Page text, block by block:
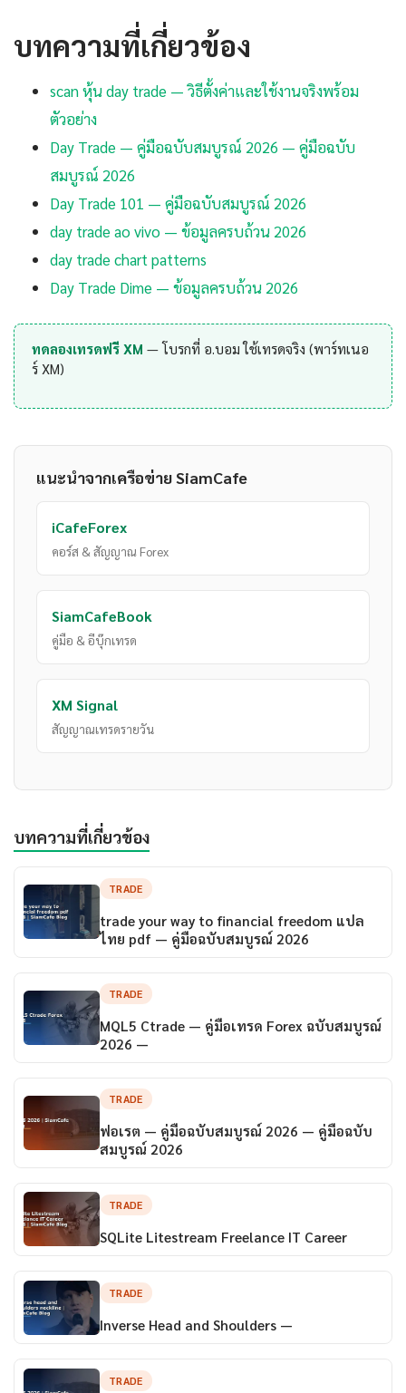
บทความที่เกี่ยวข้อง
scan หุ้น day trade — วิธีตั้งค่าและใช้งานจริงพร้อม
ตัวอย่าง
Day Trade — คู่มือฉบับสมบูรณ์ 2026 — คู่มือฉบับ
สมบูรณ์ 2026
Day Trade 101 — คู่มือฉบับสมบูรณ์ 2026
day trade ao vivo — ข้อมูลครบถ้วน 2026
day trade chart patterns
Day Trade Dime — ข้อมูลครบถ้วน 2026
ทดลองเทรดฟรี XM— โบรกที่ อ.บอม ใช้เทรดจริง (พาร์ทเนอ
ร์ XM)
แนะนำจากเครือข่าย SiamCafe
iCafeForex
คอร์ส & สัญญาณ Forex
SiamCafeBook
คู่มือ & อีบุ๊กเทรด
XM Signal
สัญญาณเทรดรายวัน
บทความที่เกี่ยวข้อง
TRADE
trade your way to financial freedom แปล
ไทย pdf — คู่มือฉบับสมบูรณ์ 2026
TRADE
MQL5 Ctrade — คู่มือเทรด Forex ฉบับสมบูรณ์
2026 —
TRADE
ฟอเรต — คู่มือฉบับสมบูรณ์ 2026 — คู่มือฉบับ
สมบูรณ์ 2026
TRADE
SQLite Litestream Freelance IT Career
TRADE
Inverse Head and Shoulders —
TRADE